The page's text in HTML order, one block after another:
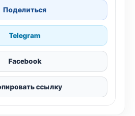
Поделиться
Telegram
Facebook
ссылку